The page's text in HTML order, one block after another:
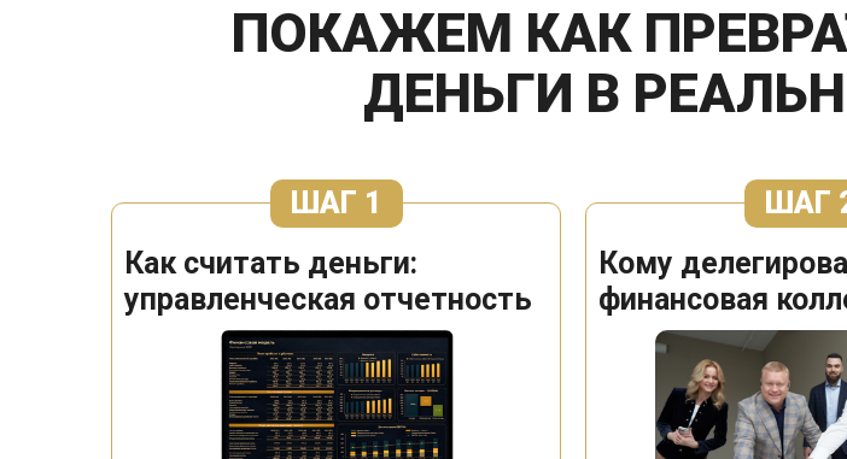
ПОКАЖЕМ КАК
ДЕНЬГИ В
Как считать деньги:
управленческая отчетность
ШАГ 1
Кому
финансовая
ШАГ